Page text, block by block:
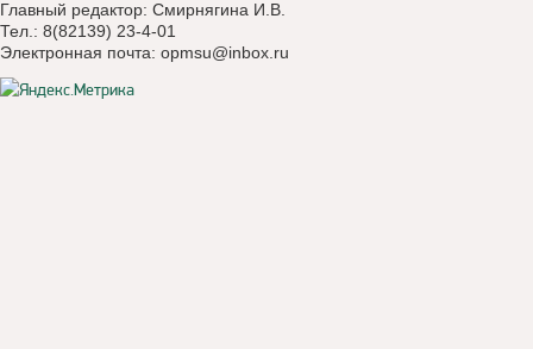
Главный редактор: Смирнягина И.В.
Тел.: 8(82139) 23-4-01
Электронная почта: opmsu@inbox.ru